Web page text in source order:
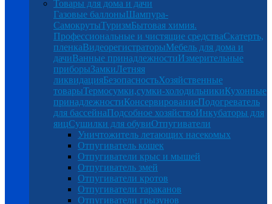
Товары для дома и дачи
Газовые баллоныШампура-
СамокрутыТуризмБытовая химия.
Профессиональные и чистящие средстваСкатерть,
пленкаВидеорегистраторыМебель для дома и
дачиВанные принадлежностиИзмерительные
приборыЗамкиЛетняя
ликвидацияБезопасностьХозяйственные
товарыТермосумки,сумки-холодильникиКухонные
принадлежностиКонсервированиеПодогреватель
для бассейнаПодсобное хозяйствоИнкубаторы для
яицСушилки для обувиОтпугиватели
Уничтожитель летающих насекомых
Отпугиватель кошек
Отпугиватели крыс и мышей
Отпугиватель змей
Отпугиватели кротов
Отпугиватели тараканов
Отпугиватели грызунов